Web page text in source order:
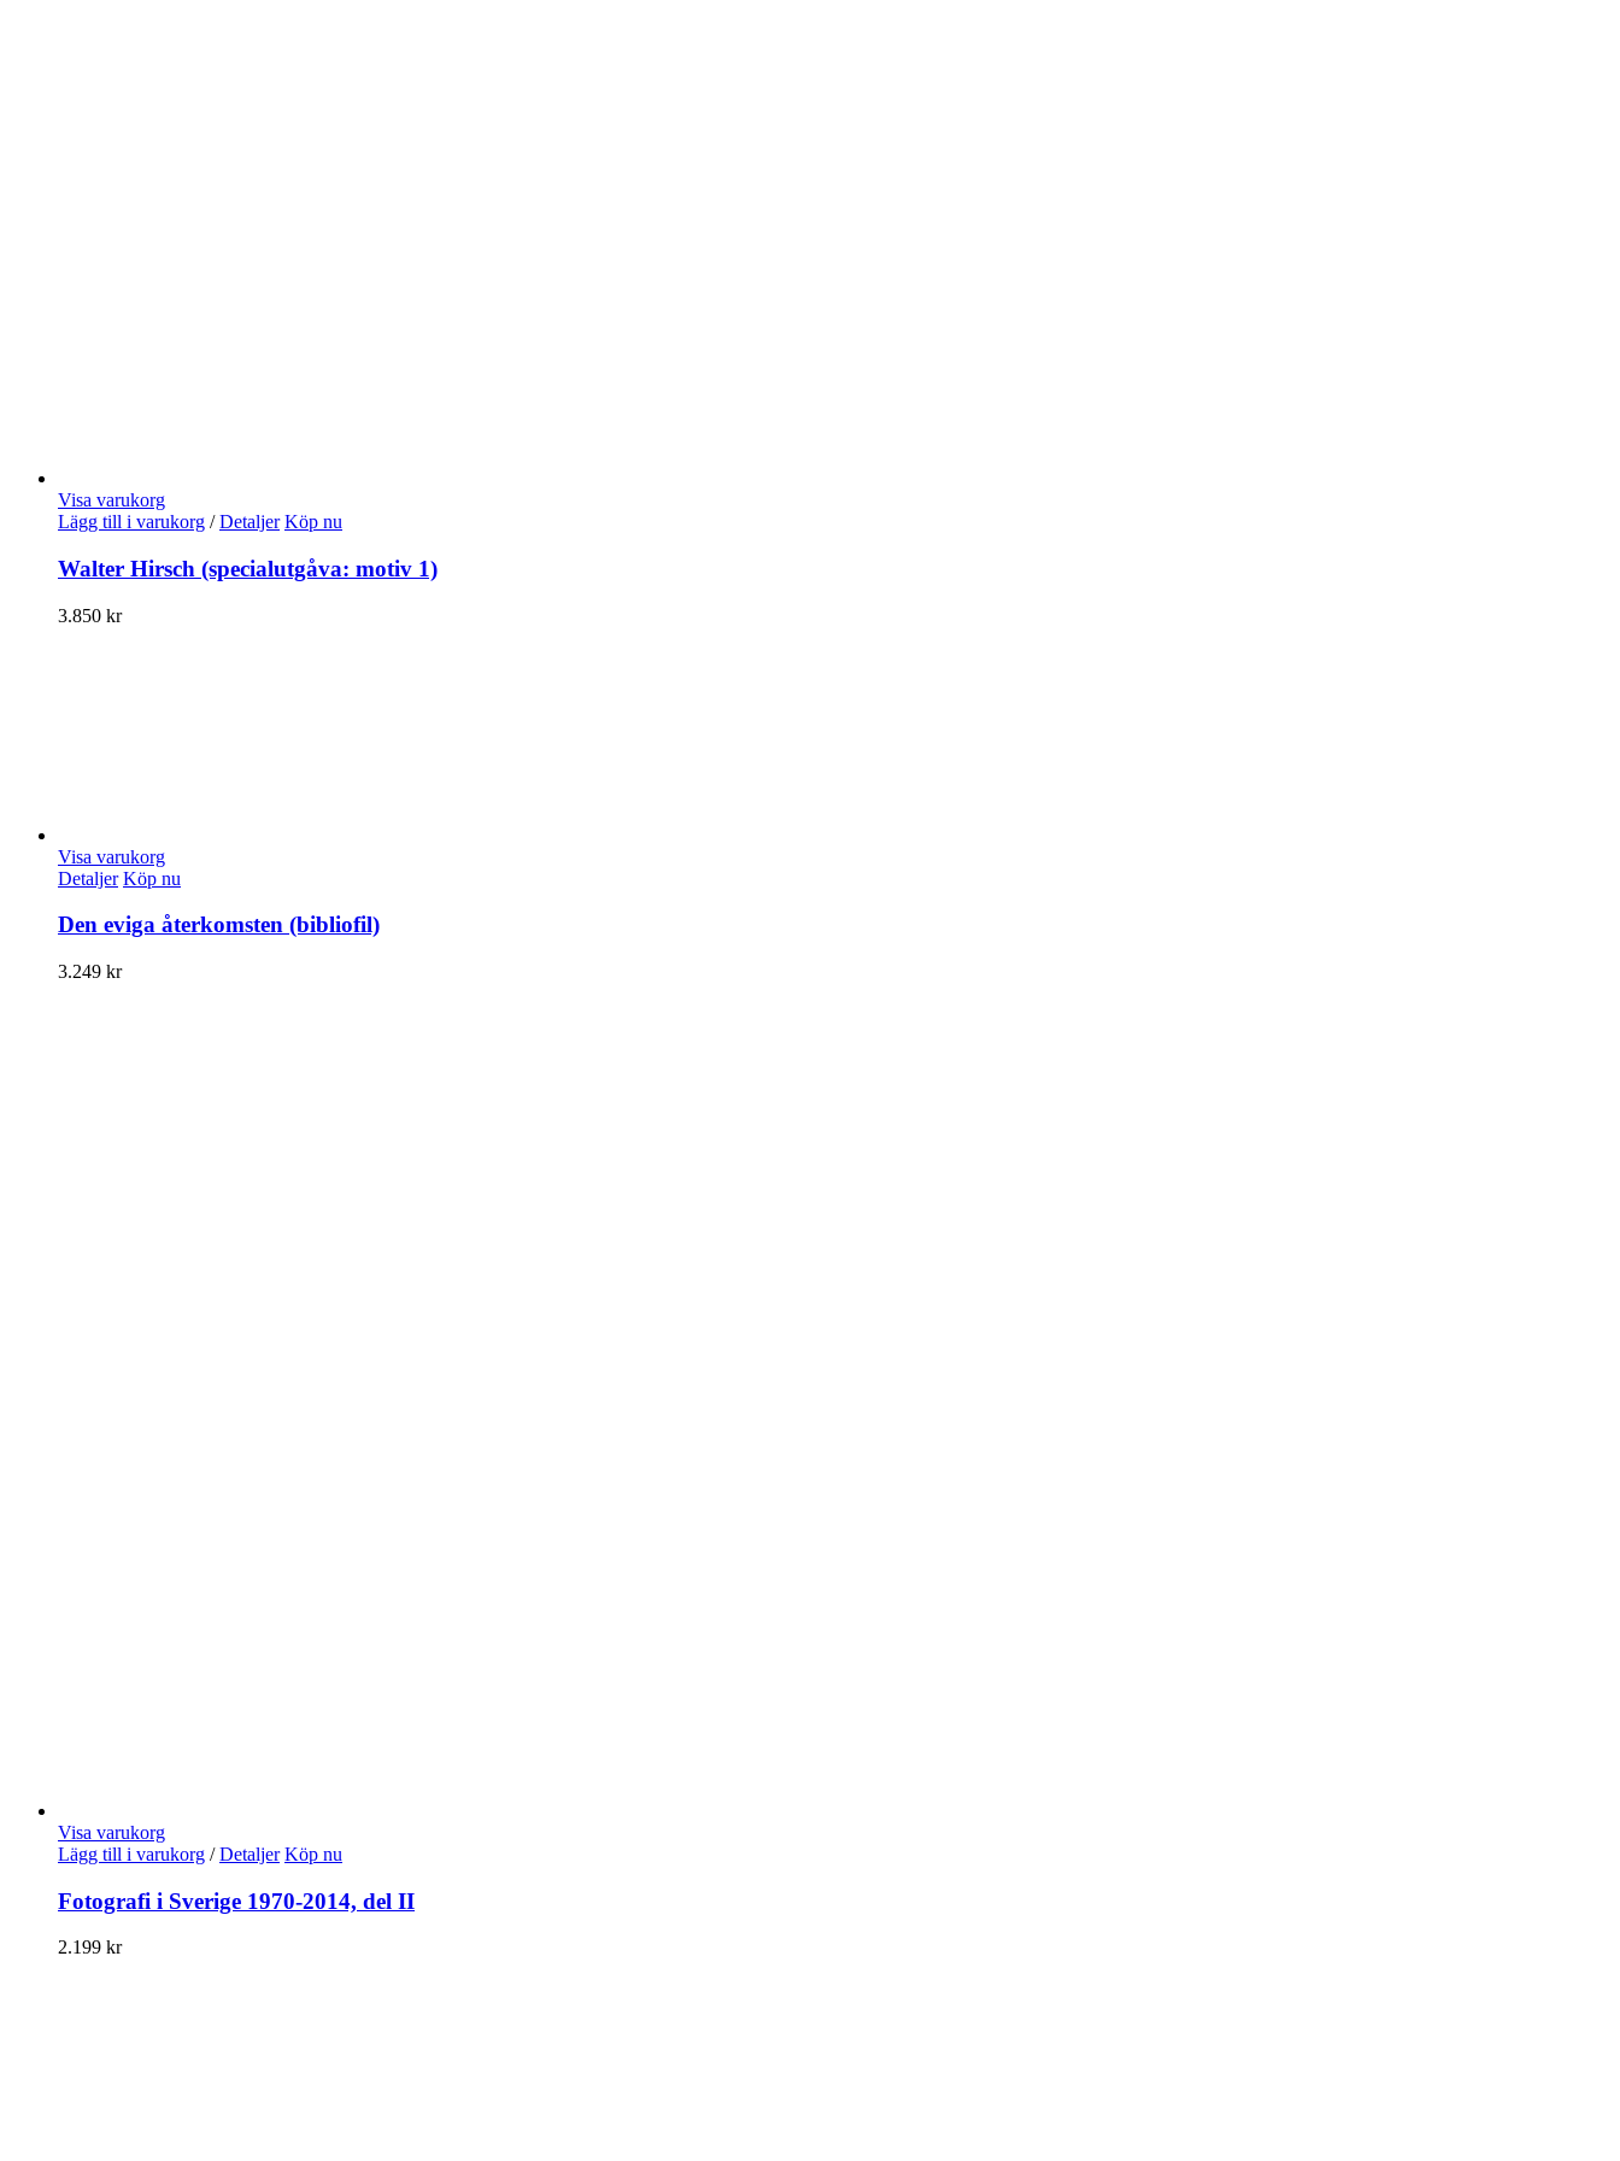
Visa varukorg
Lägg till i varukorg / Detaljer Köp nu
Walter Hirsch (specialutgåva: motiv 1)
3.850 kr
Visa varukorg
Detaljer Köp nu
Den eviga återkomsten (bibliofil)
3.249 kr
Visa varukorg
Lägg till i varukorg / Detaljer Köp nu
Fotografi i Sverige 1970-2014, del II
2.199 kr